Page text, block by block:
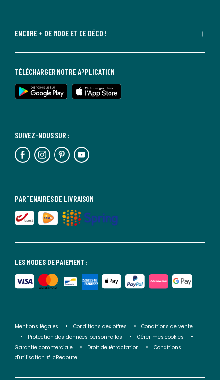
ENCORE + DE MODE ET DE DÉCO !
LES MODES DE PAIEMENT :
PARTENAIRES DE LIVRAISON
SUIVEZ-NOUS SUR :
TÉLÉCHARGER NOTRE APPLICATION
Mentions légales Conditions des offres
Conditions de vente
Protection des données personnelles
Gérer mes cookies
Garantie commerciale
Droit de rétractation
Conditions
d'utilisation #LaRedoute